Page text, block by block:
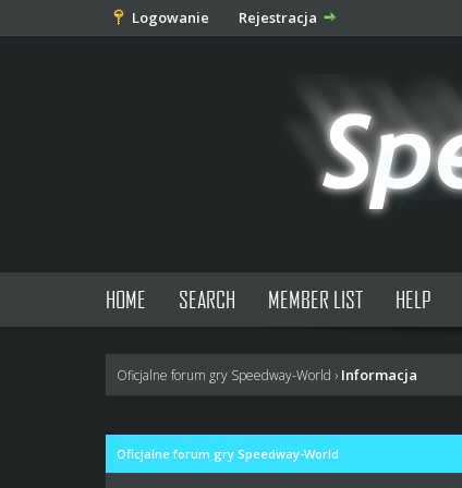
Logowanie Rejestracja
HOME SEARCH MEMBER LIST HELP
Oficjalne forum gry Speedway-World › Informacja
Oficjalne forum gry Speedway-World